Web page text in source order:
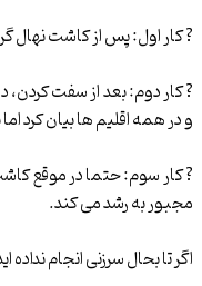
? کار اول: پس از کاشت نهال
و در همه اقلیم ها بیان کرد
? کار سوم: حتما در موقع
مجبور به رشد می کند.
اگر تا بحال سرزنی انجام نداده اید، برای نهال های میوه از